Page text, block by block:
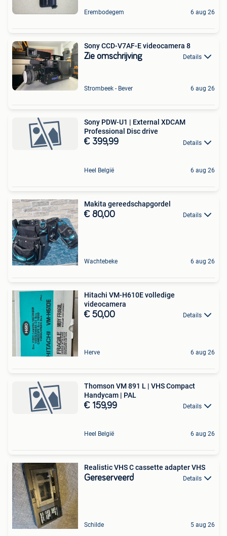
Erembodegem 6 aug 26
Sony CCD-V7AF-E videocamera 8
Zie omschrijving Details
Strombeek - Bever 6 aug 26
Sony PDW-U1 | External XDCAM
Professional Disc drive
€ 399,99 Details
Heel België 6 aug 26
Makita gereedschapgordel
€ 80,00 Details
Wachtebeke 6 aug 26
Hitachi VM-H610E volledige
videocamera
€ 50,00 Details
Herve 6 aug 26
Thomson VM 891 L | VHS Compact
Handycam | PAL
€ 159,99 Details
Heel België 6 aug 26
Realistic VHS C cassette adapter VHS
Gereserveerd Details
Schilde 5 aug 26